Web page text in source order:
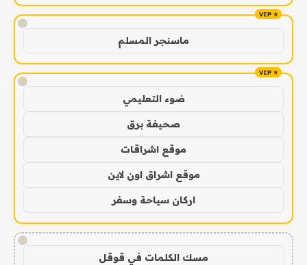
!
ماسنجر المسلم
!
ضوء التعليمي
صحيفة برق
موقع اشراقات
موقع اشراق اون لاين
اركان سياحة وسفر
!
مسك الكلمات في قوقل